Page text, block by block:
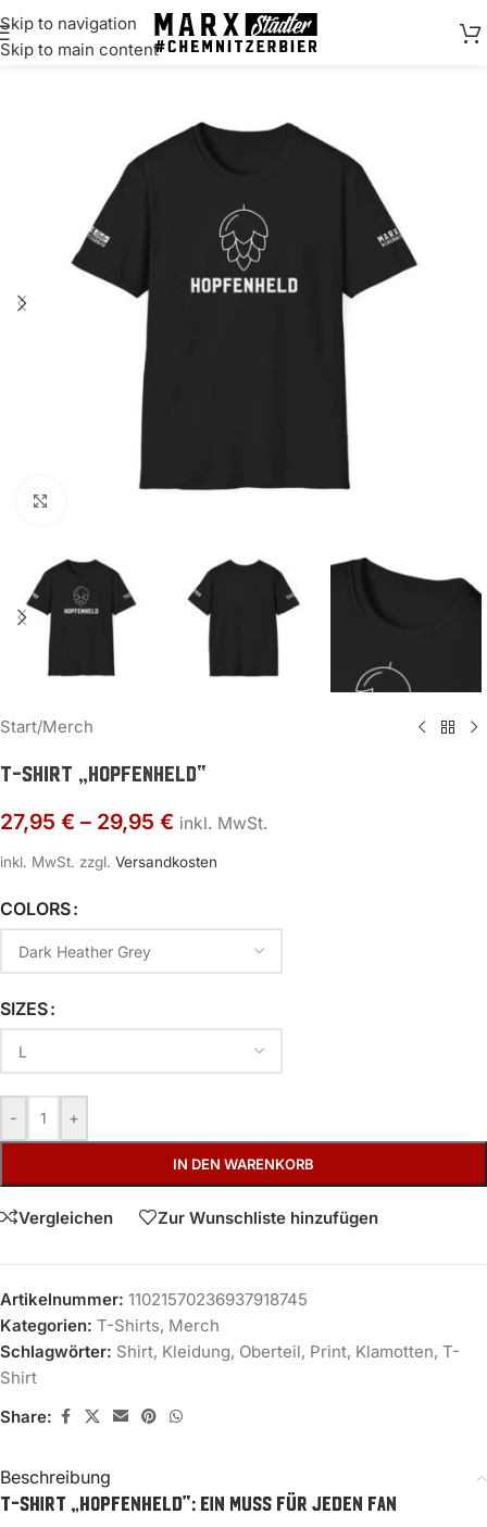
springen
Skip to navigation
Skip to main content
Start/Merch
T-Shirt „Hopfenheld“
27,95 € – 29,95 € inkl. MwSt.
inkl. MwSt. zzgl. Versandkosten
COLORS
SIZES
- +
IN DEN WARENKORB
Vergleichen Zur Wunschliste hinzufügen
Artikelnummer: 11021570236937918745
Kategorien: T-Shirts, Merch
Schlagwörter: Shirt, Kleidung, Oberteil, Print, Klamotten, T-
Shirt
Share:
Beschreibung
T-Shirt „Hopfenheld“: Ein Muss für jeden Fan